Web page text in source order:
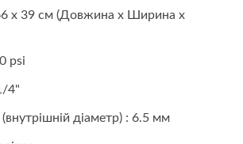
x 39 см (Довжина x Ширина x
psi
4"
діаметр) : 6.5 мм